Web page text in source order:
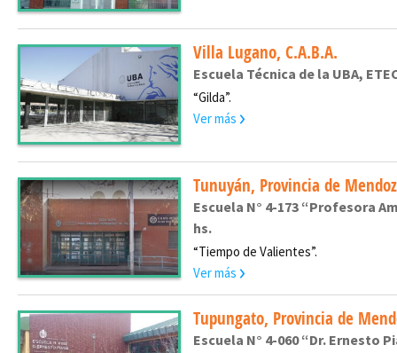
Villa Lugano, C.A.B.A.
Escuela Técnica de la UBA,
“Gilda”.
Ver más
Tunuyán, Provincia de
Escuela N° 4-173 “Profesora
hs.
“Tiempo de Valientes”.
Ver más
Tupungato, Provincia de
Escuela N° 4-060 “Dr. Ernesto